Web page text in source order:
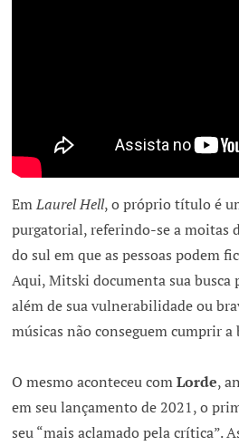
EmLaurel Hell, o próprio título é
purgatorial, referindo-se a moitas
do sul em que as pessoas podem
Aqui, Mitski documenta sua busca
além de sua vulnerabilidade ou
músicas não conseguem cumprir a
O mesmo aconteceu comLorde,
em seu lançamento de 2021, o
seu “mais aclamado pela crítica”.